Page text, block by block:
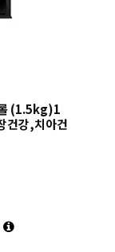
(1.5kg)1
건강,치아건